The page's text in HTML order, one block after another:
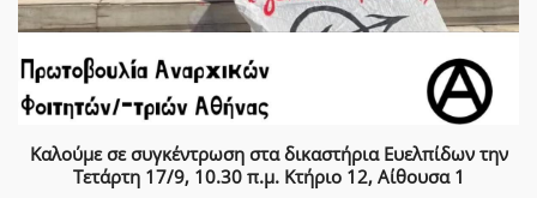
Καλούμε σε συγκέντρωση στα δικαστήρια Ευελπίδων την
Τετάρτη 17/9, 10.30 π.μ. Κτήριο 12, Αίθουσα 1